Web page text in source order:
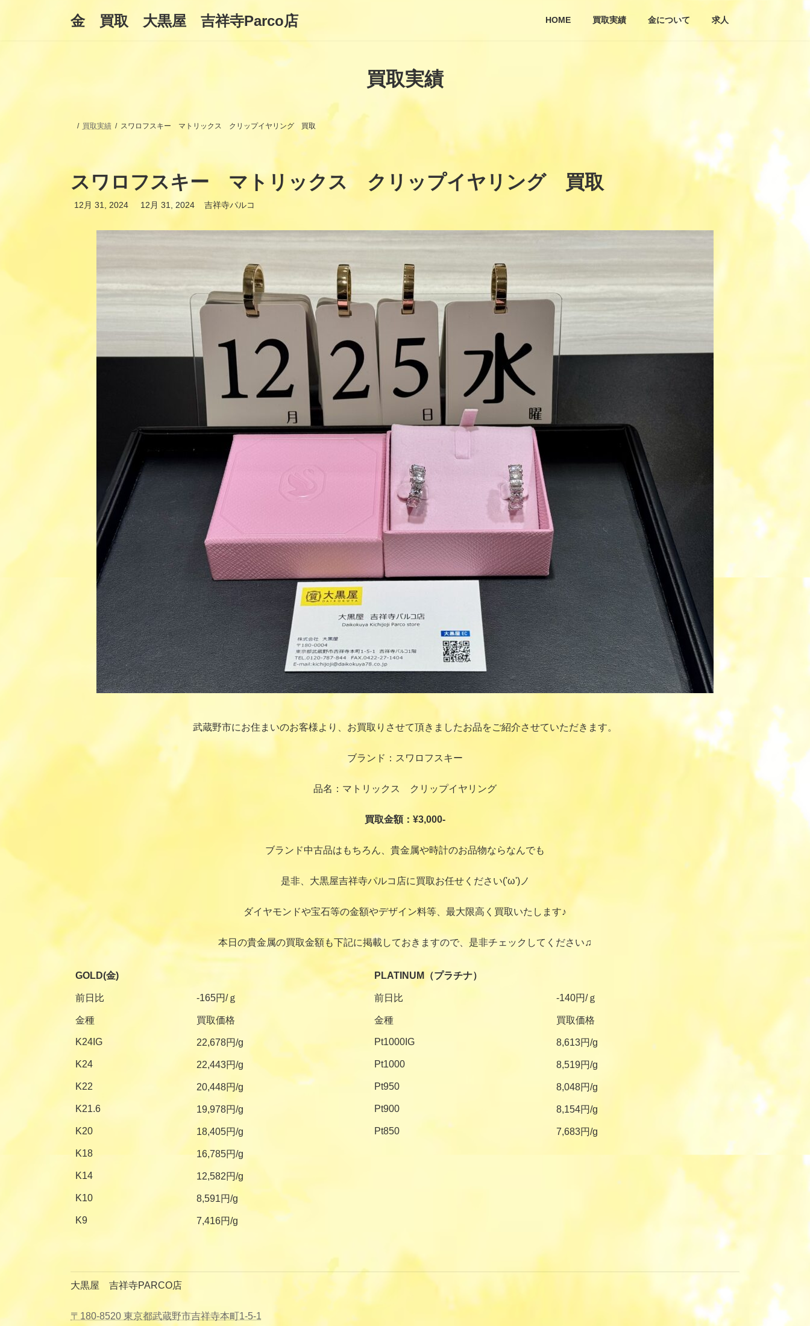
金 買取 大黒屋 吉祥寺Parco店 HOME 買取実績 金について 求人
買取実績
買取実績 スワロフスキー マトリックス クリップイヤリング 買取
スワロフスキー マトリックス クリップイヤリング 買取
12月 31, 2024
最
12月 31, 2024 吉祥寺パルコ
武蔵野市にお住まいのお客様より、お買取りさせて頂きましたお品をご紹介させていただきます。
ブランド：スワロフスキー
品名：マトリックス クリップイヤリング
買取金額：¥3,000-
ブランド中古品はもちろん、貴金属や時計のお品物ならなんでも
是非、大黒屋吉祥寺パルコ店に買取お任せください('ω')ノ
ダイヤモンドや宝石等の金額やデザイン料等、最大限高く買取いたします♪
本日の貴金属の買取金額も下記に掲載しておきますので、是非チェックしてください♫
GOLD(金) PLATINUM（プラチナ）
前日比 -165円/ｇ 前日比 -140円/ｇ
金種 買取価格 金種 買取価格
K24IG 22,678円/g Pt1000IG 8,613円/g
K24 22,443円/g Pt1000 8,519円/g
K22 20,448円/g Pt950 8,048円/g
K21.6 19,978円/g Pt900 8,154円/g
K20 18,405円/g Pt850 7,683円/g
K18 16,785円/g
K14 12,582円/g
K10 8,591円/g
K9 7,416円/g
大黒屋 吉祥寺PARCO店
〒180-8520 東京都武蔵野市吉祥寺本町1-5-1